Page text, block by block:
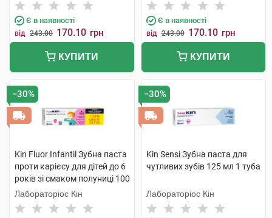
Є в наявності
від 243.00 170.10 грн
КУПИТИ
Є в наявності
від 243.00 170.10 грн
КУПИТИ
−30%
Kin Fluor Infantil Зубна паста
проти карієсу для дітей до 6
років зі смаком полуниці 100
мл 1 туба
Лабораторіос Кін
−30%
Kin Sensi Зубна паста для
чутливих зубів 125 мл 1 туба
Лабораторіос Кін